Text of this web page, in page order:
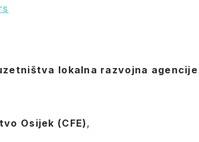
lokalna razvojna
Osijek (CFE),